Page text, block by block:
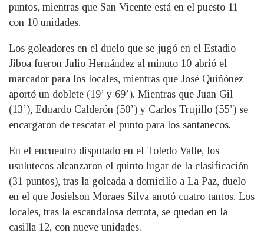
puntos, mientras que San Vicente está en el puesto 11
con 10 unidades.
Los goleadores en el duelo que se jugó en el Estadio
Jiboa fueron Julio Hernández al minuto 10 abrió el
marcador para los locales, mientras que José Quiñónez
aportó un doblete (19’ y 69’). Mientras que Juan Gil
(13’), Eduardo Calderón (50’) y Carlos Trujillo (55’) se
encargaron de rescatar el punto para los santanecos.
En el encuentro disputado en el Toledo Valle, los
usulutecos alcanzaron el quinto lugar de la clasificación
(31 puntos), tras la goleada a domicilio a La Paz, duelo
en el que Josielson Moraes Silva anotó cuatro tantos. Los
locales, tras la escandalosa derrota, se quedan en la
casilla 12, con nueve unidades.